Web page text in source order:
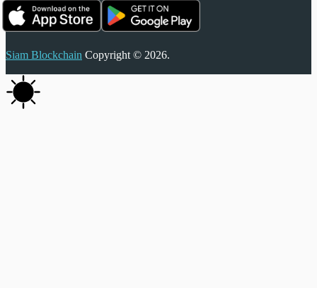
Siam Blockchain Copyright © 2026.